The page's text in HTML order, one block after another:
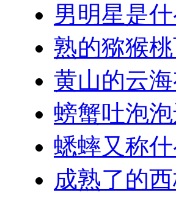
男明星是
熟的猕猴
黄山的云
螃蟹吐泡
蟋蟀又称
成熟了的